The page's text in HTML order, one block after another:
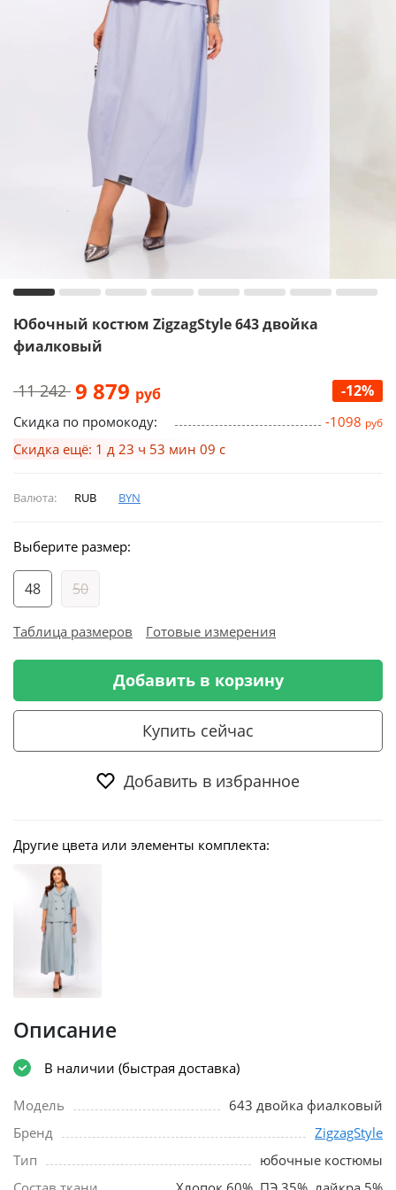
Юбочный костюм ZigzagStyle 643 двойка
фиалковый
11 242 9 879 руб -12%
Скидка по промокоду: -1098 руб
Скидка ещё: 1 д 23 ч 53 мин 08 с
Валюта: RUB BYN
Выберите размер:
48 50
Таблица размеров Готовые измерения
Добавить в корзину
Купить сейчас
Добавить в избранное
Другие цвета или элементы комплекта:
Описание
В наличии (быстрая доставка)
Модель
643 двойка фиалковый
Бренд
ZigzagStyle
Тип
юбочные костюмы